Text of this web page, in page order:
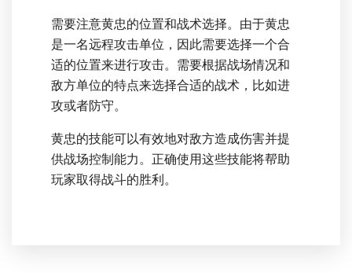
需要注意黄忠的位置和战术选择。由于黄忠
是一名远程攻击单位，因此需要选择一个合
适的位置来进行攻击。需要根据战场情况和
敌方单位的特点来选择合适的战术，比如进
攻或者防守。
黄忠的技能可以有效地对敌方造成伤害并提
供战场控制能力。正确使用这些技能将帮助
玩家取得战斗的胜利。